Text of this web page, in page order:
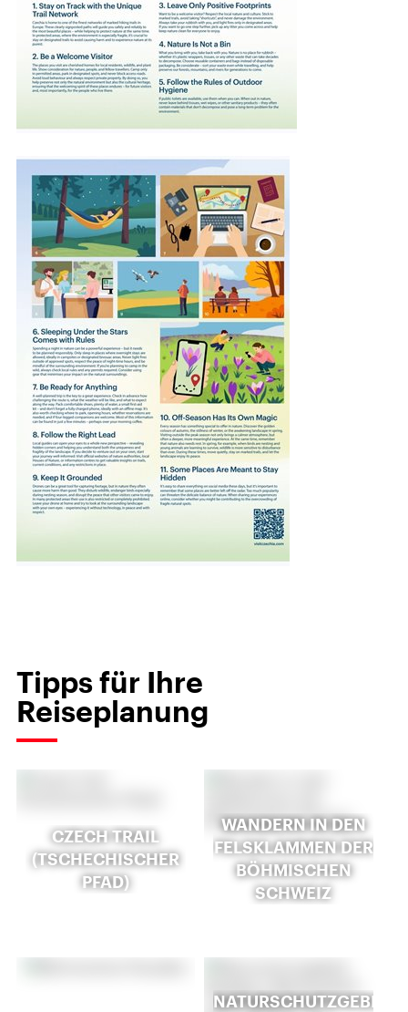
Tipps für Ihre
Reiseplanung
CZECH TRAIL
(TSCHECHISCHER
PFAD)
WANDERN IN DEN
FELSKLAMMEN DER
BÖHMISCHEN
SCHWEIZ
NATURSCHUTZGEBIET